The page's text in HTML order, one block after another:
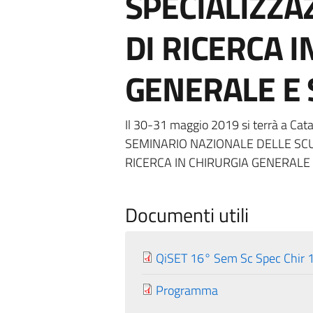
DI RICERCA
GENERALE
Il 30-31 maggio 2019 si terrà a
SEMINARIO NAZIONALE DELLE
RICERCA IN CHIRURGIA
Documenti utili
QiSET 16° Sem Sc Spec
Programma